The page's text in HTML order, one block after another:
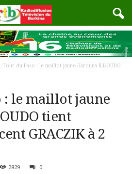
Tour du Faso : le maillot jaune Harouna ILBOUDO
: le maillot jaune
tient
GRACZIK à 2
2829 0